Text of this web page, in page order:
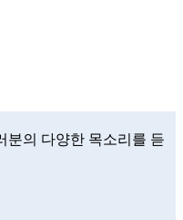
분의 다양한 목소리를 듣